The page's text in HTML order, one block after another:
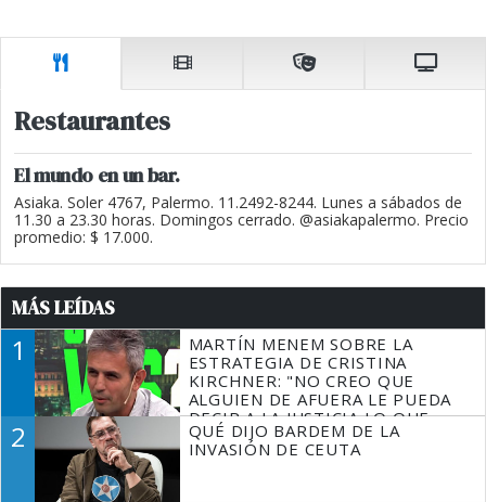
Restaurantes
El mundo en un bar.
Asiaka. Soler 4767, Palermo. 11.2492-8244. Lunes a sábados de
11.30 a 23.30 horas. Domingos cerrado. @asiakapalermo. Precio
promedio: $ 17.000.
MÁS LEÍDAS
1
MARTÍN MENEM SOBRE LA
ESTRATEGIA DE CRISTINA
KIRCHNER: "NO CREO QUE
ALGUIEN DE AFUERA LE PUEDA
DECIR A LA JUSTICIA LO QUE
TIENE QUE HACER"
2
QUÉ DIJO BARDEM DE LA
INVASIÓN DE CEUTA